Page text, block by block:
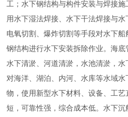
工；水下钢结构与构件安装与焊接施
用水下湿法焊接、水下干法焊接与
电氧切割、爆炸切割等手段对水下
钢结构进行水下安装拆除作业。海底
水下清淤、河道清淤，水池清淤，
对海洋、湖泊、内河、水库等水域
物，使用新型水下材料、设备、工
短，可靠性强，综合成本低。水下